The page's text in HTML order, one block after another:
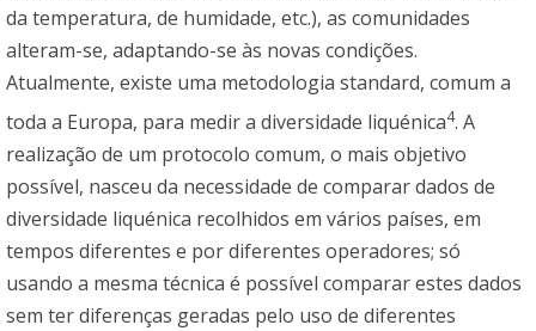
da temperatura, de humidade, etc.), as comunidades
alteram-se, adaptando-se às novas condições.
Atualmente, existe uma metodologia standard, comum a
toda a Europa, para medir a diversidade liquénica4. A
realização de um protocolo comum, o mais objetivo
possível, nasceu da necessidade de comparar dados de
diversidade liquénica recolhidos em vários países, em
tempos diferentes e por diferentes operadores; só
usando a mesma técnica é possível comparar estes dados
sem ter diferenças geradas pelo uso de diferentes